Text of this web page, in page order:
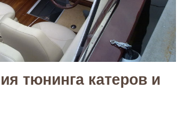
тюнинга катеров и